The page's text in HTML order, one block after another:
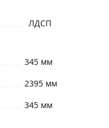
ЛДСП
345 мм
2395 мм
345 мм